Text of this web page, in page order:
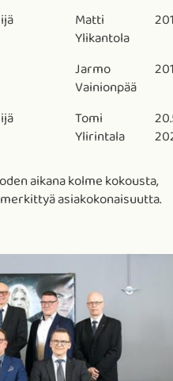
Matti
Ylikantola
Jarmo
Vainionpää
Tomi
Ylirintala
aikana kolme kokousta,
asiakokonaisuutta.